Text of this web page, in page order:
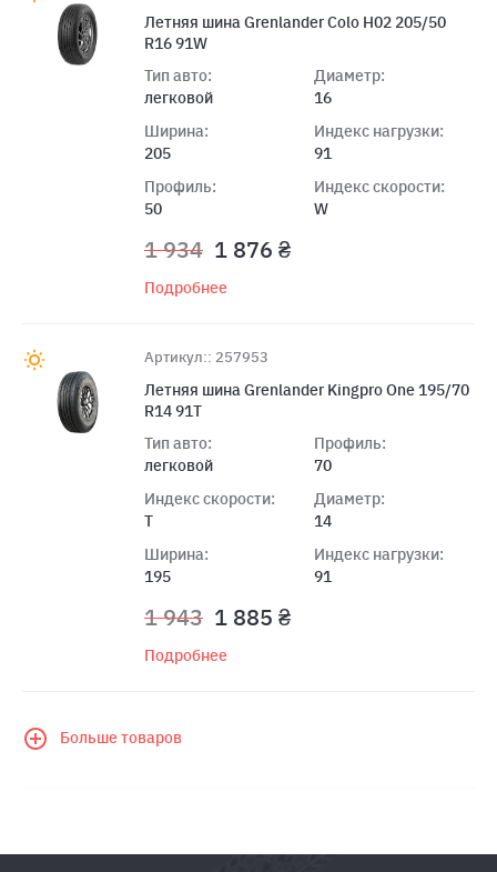
Летняя шина Grenlander Colo H02 205/50
R16 91W
Тип авто:
легковой
Ширина:
205
Профиль:
50
Диаметр:
16
Индекс нагрузки:
91
Индекс скорости:
W
1 934 1 876 ₴
Подробнее
Артикул:: 257953
Летняя шина Grenlander Kingpro One 195/70
R14 91T
Тип авто:
легковой
Индекс скорости:
T
Ширина:
195
Профиль:
70
Диаметр:
14
Индекс нагрузки:
91
1 943 1 885 ₴
Подробнее
Больше товаров